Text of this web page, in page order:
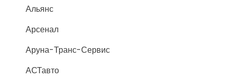
Альянс
Арсенал
Аруна-Транс-Сервис
АСТавто